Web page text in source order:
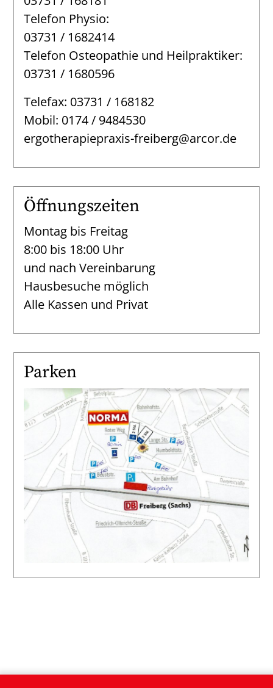
Telefon Physio:
03731 / 1682414
Telefon Osteopathie und Heilpraktiker:
03731 / 1680596
Telefax: 03731 / 168182
Mobil: 0174 / 9484530
ergotherapiepraxis-freiberg@arcor.de
Öffnungszeiten
Montag bis Freitag
8:00 bis 18:00 Uhr
und nach Vereinbarung
Hausbesuche möglich
Alle Kassen und Privat
Parken